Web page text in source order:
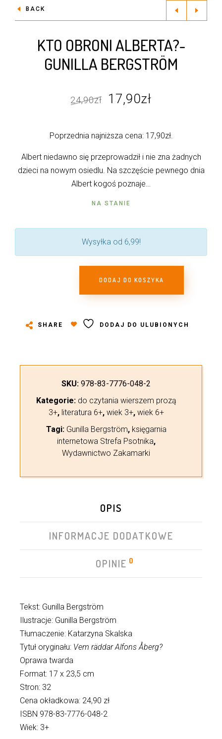
BACK
KTO OBRONI ALBERTA?-
GUNILLA BERGSTRÖM
24,90zł
Pierwotna
wynosiła:
24,90zł.
17,90zł
wynosi:
17,90zł.
Poprzednia najniższa cena: 17,90zł.
Albert niedawno się przeprowadził i nie zna żadnych
dzieci na nowym osiedlu. Na szczęście pewnego dnia
Albert kogoś poznaje…
NA STANIE
Wysyłka od 6,99!
DODAJ DO KOSZYKA
SHARE DODAJ DO ULUBIONYCH
SKU: 978-83-7776-048-2
Kategorie: do czytania wierszem prozą
3+, literatura 6+, wiek 3+, wiek 6+
Tagi: Gunilla Bergström, księgarnia
internetowa Strefa Psotnika,
Wydawnictwo Zakamarki
OPIS
INFORMACJE DODATKOWE
OPINIE 0
Tekst: Gunilla Bergström
Ilustracje: Gunilla Bergström
Tłumaczenie: Katarzyna Skalska
Tytuł oryginału: Vem räddar Alfons Åberg?
Oprawa twarda
Format: 17 x 23,5 cm
Stron: 32
Cena okładkowa: 24,90 zł
ISBN 978-83-7776-048-2
Wiek: 3+